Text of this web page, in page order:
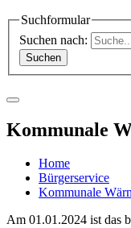
Suchformular
Suchen nach:
Kommunale
Home
Bürgerservice
Kommunale
Am 01.01.2024 ist das